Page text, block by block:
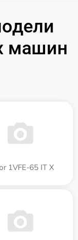
машин
1VFE-65 IT X